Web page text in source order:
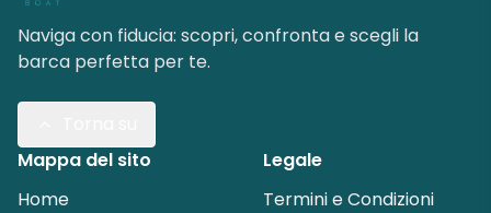
Naviga con fiducia: scopri, confronta e scegli la
barca perfetta per te.
Mappa del sito
Home
Legale
Termini e Condizioni